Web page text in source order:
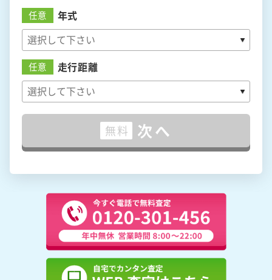
任意 年式
任意 走行距離
無料 次へ